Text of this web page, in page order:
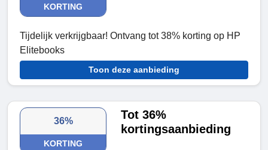
KORTING
Tijdelijk verkrijgbaar! Ontvang tot 38% korting op HP
Elitebooks
Toon deze aanbieding
36%
KORTING
Tot 36%
kortingsaanbieding